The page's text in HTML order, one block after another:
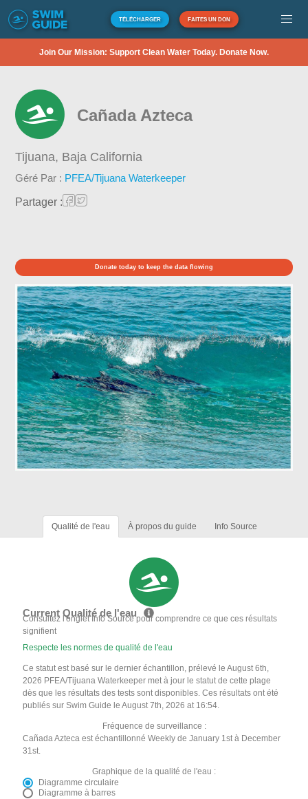
TÉLÉCHARGER FAITES UN DON
Join Our Mission: Support Clean Water Today. Donate Now.
Cañada Azteca
Tijuana, Baja California
Géré Par : PFEA/Tijuana Waterkeeper
Partager :
Donate today to keep the data flowing
Qualité de l'eau À propos du guide Info Source
Current Qualité de l'eau
Consultez l'onglet Info Source pour comprendre ce que ces résultats
signifient
Respecte les normes de qualité de l'eau
Ce statut est basé sur le dernier échantillon, prélevé le August 6th,
2026 PFEA/Tijuana Waterkeeper met à jour le statut de cette plage
dès que les résultats des tests sont disponibles. Ces résultats ont été
publiés sur Swim Guide le August 7th, 2026 at 16:54.
Fréquence de surveillance :
Cañada Azteca est échantillonné Weekly de January 1st à December
31st.
Graphique de la qualité de l'eau :
Diagramme circulaire
Diagramme à barres